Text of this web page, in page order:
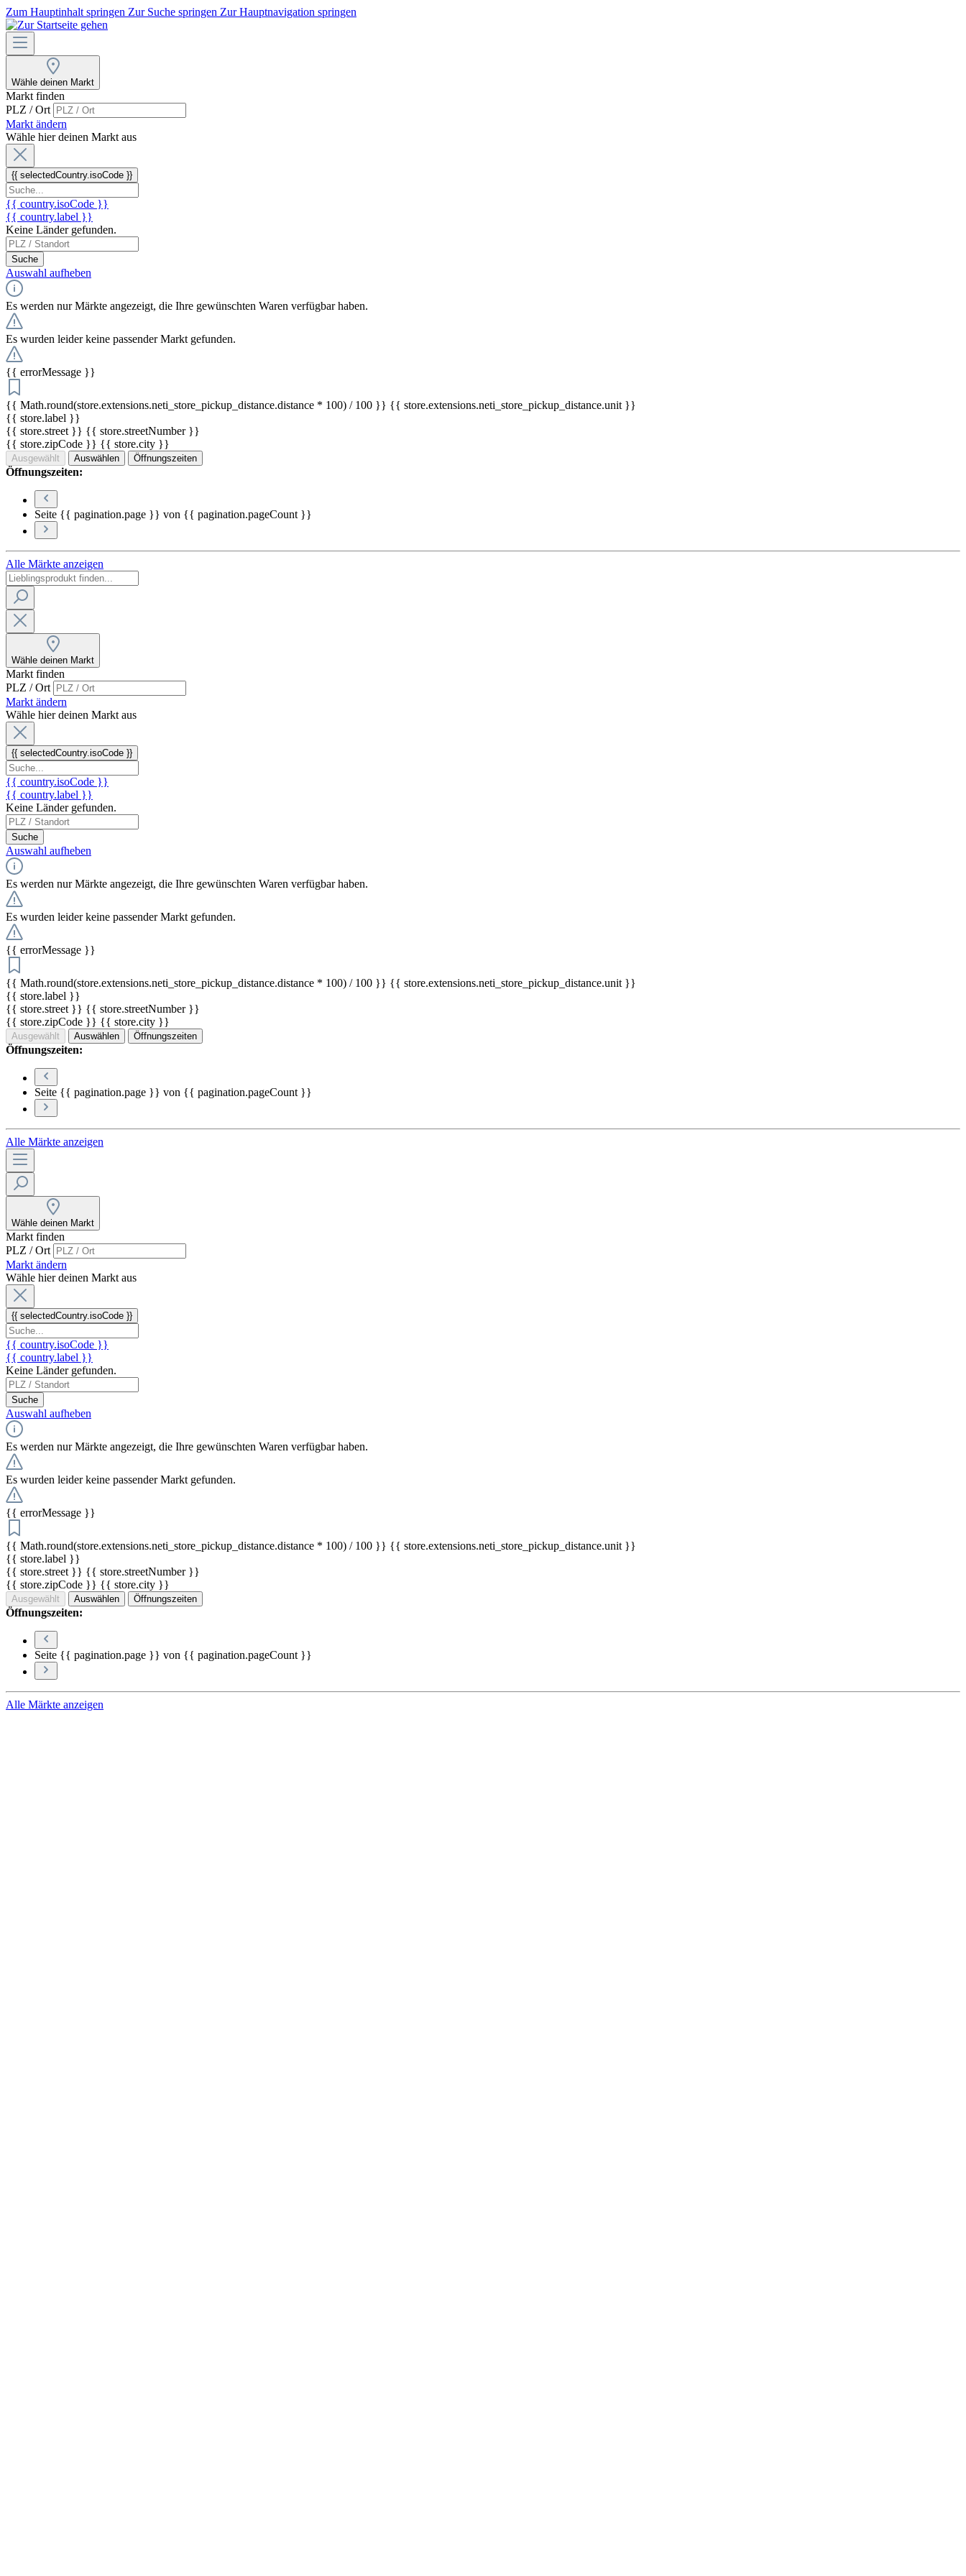
Zum Hauptinhalt springen Zur Suche springen Zur Hauptnavigation springen
Wähle deinen Markt
Markt finden
PLZ / Ort
Markt ändern
Wähle hier deinen Markt aus
{{ selectedCountry.isoCode }}
{{ country.isoCode }}
{{ country.label }}
Keine Länder gefunden.
Suche
Auswahl aufheben
Es werden nur Märkte angezeigt, die Ihre gewünschten Waren verfügbar haben.
Es wurden leider keine passender Markt gefunden.
{{ errorMessage }}
{{ Math.round(store.extensions.neti_store_pickup_distance.distance * 100) / 100 }} {{ store.extensions.neti_store_pickup_distance.unit }}
{{ store.label }}
{{ store.street }} {{ store.streetNumber }}
{{ store.zipCode }} {{ store.city }}
Ausgewählt Auswählen Öffnungszeiten
Öffnungszeiten:
Seite {{ pagination.page }} von {{ pagination.pageCount }}
Alle Märkte anzeigen
Wähle deinen Markt
Markt finden
PLZ / Ort
Markt ändern
Wähle hier deinen Markt aus
{{ selectedCountry.isoCode }}
{{ country.isoCode }}
{{ country.label }}
Keine Länder gefunden.
Suche
Auswahl aufheben
Es werden nur Märkte angezeigt, die Ihre gewünschten Waren verfügbar haben.
Es wurden leider keine passender Markt gefunden.
{{ errorMessage }}
{{ Math.round(store.extensions.neti_store_pickup_distance.distance * 100) / 100 }} {{ store.extensions.neti_store_pickup_distance.unit }}
{{ store.label }}
{{ store.street }} {{ store.streetNumber }}
{{ store.zipCode }} {{ store.city }}
Ausgewählt Auswählen Öffnungszeiten
Öffnungszeiten:
Seite {{ pagination.page }} von {{ pagination.pageCount }}
Alle Märkte anzeigen
Wähle deinen Markt
Markt finden
PLZ / Ort
Markt ändern
Wähle hier deinen Markt aus
{{ selectedCountry.isoCode }}
{{ country.isoCode }}
{{ country.label }}
Keine Länder gefunden.
Suche
Auswahl aufheben
Es werden nur Märkte angezeigt, die Ihre gewünschten Waren verfügbar haben.
Es wurden leider keine passender Markt gefunden.
{{ errorMessage }}
{{ Math.round(store.extensions.neti_store_pickup_distance.distance * 100) / 100 }} {{ store.extensions.neti_store_pickup_distance.unit }}
{{ store.label }}
{{ store.street }} {{ store.streetNumber }}
{{ store.zipCode }} {{ store.city }}
Ausgewählt Auswählen Öffnungszeiten
Öffnungszeiten:
Seite {{ pagination.page }} von {{ pagination.pageCount }}
Alle Märkte anzeigen